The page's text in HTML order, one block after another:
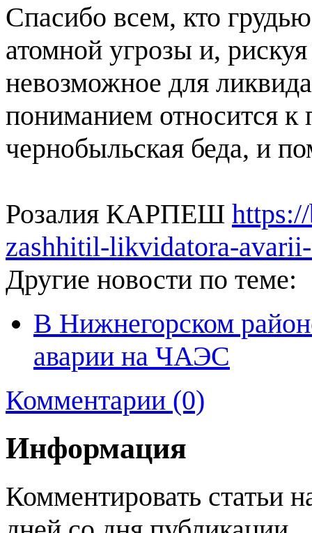
Спасибо всем, кто
атомной угрозы и,
невозможное для
пониманием относится к
чернобыльская беда, и
Розалия КАРПЕШ
zashhitil-likvidatora-
Другие новости по теме:
В Нижнегорском
аварии на ЧАЭС
Комментарии (0)
Информация
Комментировать статьи